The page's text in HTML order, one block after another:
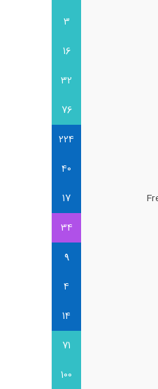
3
16
32
76
224
40
17
34
9
4
14
71
100